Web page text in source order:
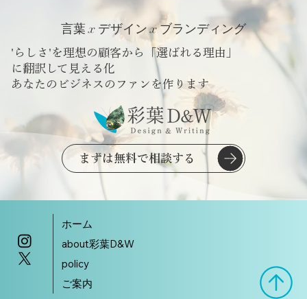
言葉 x デザイン x ブランディング
'らしさ'を理想の顧客から「選ばれる理由」
に翻訳して見える化
​あなたのビジネスのファンを作ります
まずは無料で相談する
Wix Studioテンプレート｜店舗向けホームページ
ホーム
about彩葉D&W
policy
ご案内